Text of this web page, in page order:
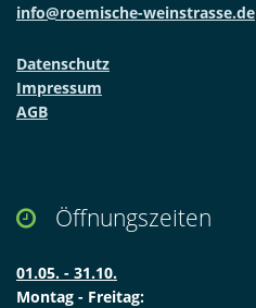
info@roemische-weinstrasse.de
Datenschutz
Impressum
AGB
 Öffnungszeiten
01.05. - 31.10.
Montag - Freitag: